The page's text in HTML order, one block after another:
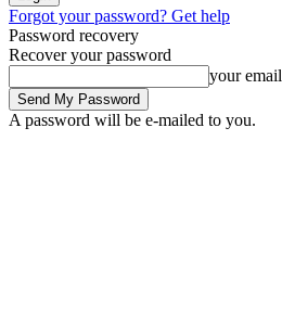
Forgot your password? Get help
Password recovery
Recover your password
your email
A password will be e-mailed to you.